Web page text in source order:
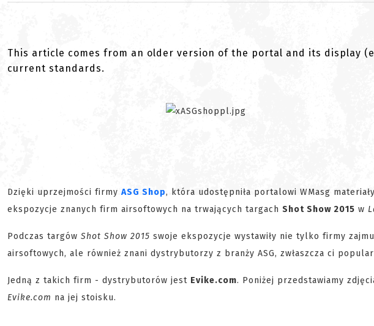
This article comes from an older version of the portal and its display
current standards.
Dzięki uprzejmości firmy ASG Shop, która udostępniła portalowi WMasg
ekspozycje znanych firm airsoftowych na trwających targach Shot Show 2015 w
Podczas targów Shot Show 2015 swoje ekspozycje wystawiły nie tylko firmy
airsoftowych, ale również znani dystrybutorzy z branży ASG, zwłaszcza ci
Jedną z takich firm - dystrybutorów jest Evike.com. Poniżej przedstawiamy
Evike.com na jej stoisku.